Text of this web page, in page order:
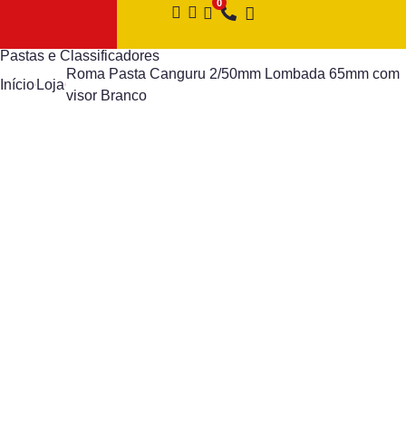
Pastas e Classificadores
Início Loja
Roma Pasta Canguru 2/50mm Lombada 65mm com
visor Branco